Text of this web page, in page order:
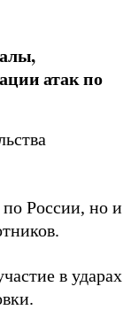
атак по
России, но и
в ударах